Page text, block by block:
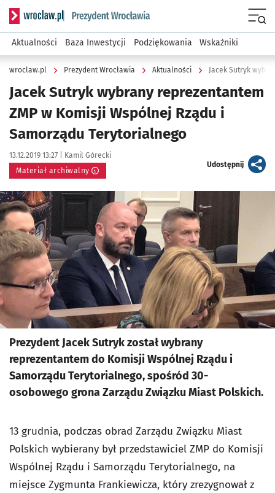
Serwis informacyjny wroclaw.pl podserwis: Prezydent
Aktualności Baza Inwestycji Podziękowania Wskaźniki
wroclaw.pl Prezydent Wrocławia Aktualności
Jacek Sutryk wybrany reprezentantem
ZMP w Komisji Wspólnej Rządu i
Samorządu Terytorialnego
Data publikacji:
13.12.2019 13:27 | Autor:
Kamil Górecki
Materiał archiwalny
Udostępnijartykuł
Kliknij, aby powiększyć
Prezydent Jacek Sutryk został wybrany
reprezentantem do Komisji Wspólnej Rządu i
Samorządu Terytorialnego, spośród 30-
osobowego grona Zarządu Związku Miast Polskich.
13 grudnia, podczas obrad Zarządu Związku Miast
Polskich wybierany był przedstawiciel ZMP do Komisji
Wspólnej Rządu i Samorządu Terytorialnego, na
miejsce Zygmunta Frankiewicza, który zrezygnował z